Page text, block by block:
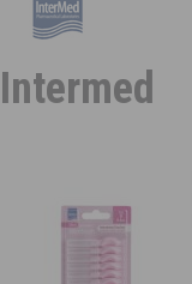
Intermed